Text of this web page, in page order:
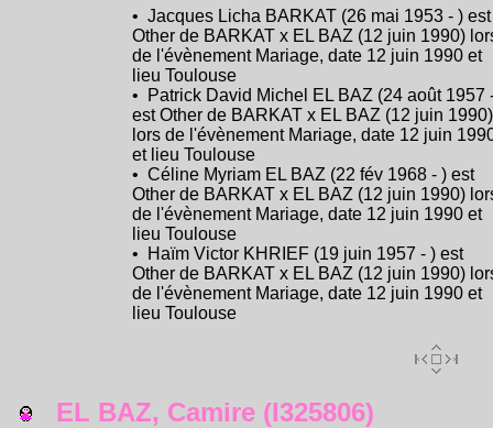
• Jacques Licha BARKAT (26 mai 1953 - ) est
Other de BARKAT x EL BAZ (12 juin 1990)
de l'évènement Mariage, date 12 juin 1990 et
lieu Toulouse
• Patrick David Michel EL BAZ (24 août 1957
est Other de BARKAT x EL BAZ (12 juin 1990)
lors de l'évènement Mariage, date 12 juin
et lieu Toulouse
• Céline Myriam EL BAZ (22 fév 1968 - ) est
Other de BARKAT x EL BAZ (12 juin 1990)
de l'évènement Mariage, date 12 juin 1990 et
lieu Toulouse
• Haïm Victor KHRIEF (19 juin 1957 - ) est
Other de BARKAT x EL BAZ (12 juin 1990)
de l'évènement Mariage, date 12 juin 1990 et
lieu Toulouse
EL BAZ, Camire (I325806)